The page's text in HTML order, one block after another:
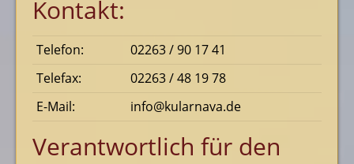
Kontakt:
Telefon:
02263 / 90 17 41
Telefax:
02263 / 48 19 78
E-Mail:
info@kularnava.de
Verantwortlich für den